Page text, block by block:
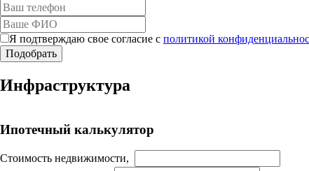
Я подтверждаю свое согласие с политикой
Инфраструктура
Ипотечный калькулятор
Стоимость недвижимости,